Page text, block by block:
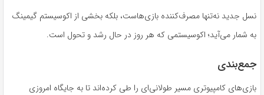
نسل جدید نه‌تنها مصرف‌کننده بازی‌هاست، بلکه بخشی از اکوسیستم گیمینگ
به شمار می‌آید؛ اکوسیستمی که هر روز در حال رشد و تحول است.
جمع‌بندی
بازی‌های کامپیوتری مسیر طولانی‌ای را طی کرده‌اند تا به جایگاه امروزی